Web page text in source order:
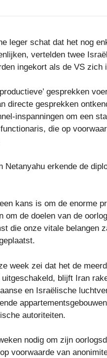
leger schat dat het nog
vertelden twee
ingekort als de VS zich
gesprekken
directe gesprekken
inspanningen om een
die op
Netanyahu erkende de
kans is om de enorme
om de doelen van de
die onze vitale belangen
week zei dat het de
blijft Iran
en Israëlische
autoriteiten.
nodig om zijn
voorwaarde van